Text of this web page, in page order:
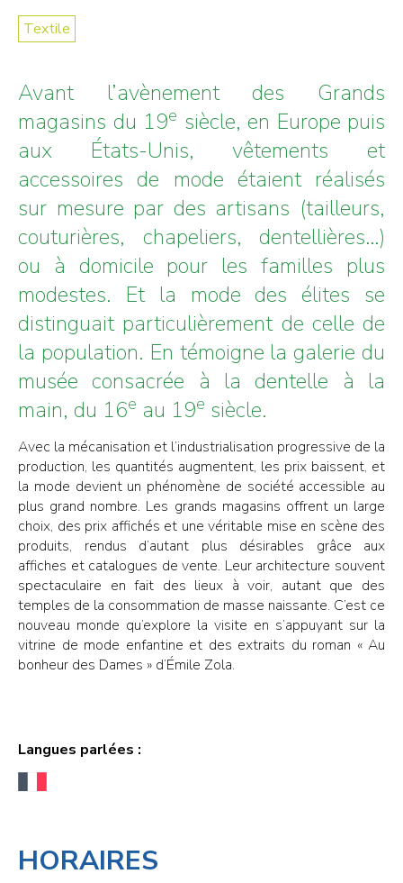
Textile
Avant l’avènement des Grands
magasins du 19e siècle, en Europe puis
aux États-Unis, vêtements et
accessoires de mode étaient réalisés
sur mesure par des artisans (tailleurs,
couturières, chapeliers, dentellières…)
ou à domicile pour les familles plus
modestes. Et la mode des élites se
distinguait particulièrement de celle de
la population. En témoigne la galerie du
musée consacrée à la dentelle à la
main, du 16e au 19e siècle.
Avec la mécanisation et l’industrialisation progressive de la
production, les quantités augmentent, les prix baissent, et
la mode devient un phénomène de société accessible au
plus grand nombre. Les grands magasins offrent un large
choix, des prix affichés et une véritable mise en scène des
produits, rendus d’autant plus désirables grâce aux
affiches et catalogues de vente. Leur architecture souvent
spectaculaire en fait des lieux à voir, autant que des
temples de la consommation de masse naissante. C’est ce
nouveau monde qu’explore la visite en s’appuyant sur la
vitrine de mode enfantine et des extraits du roman « Au
bonheur des Dames » d’Émile Zola.
Langues parlées :
HORAIRES